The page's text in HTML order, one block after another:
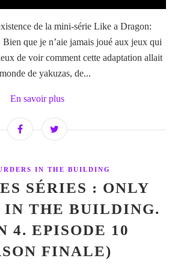
de la mini-série Like a Dragon:
que je n’aie jamais joué aux jeux qui
de voir comment cette adaptation allait
de yakuzas, de...
En savoir plus
IN THE BUILDING
SÉRIES : ONLY
IN THE BUILDING.
4. EPISODE 10
FINALE)